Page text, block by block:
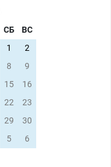
СБ
ВС
1
2
8
9
15
16
22
23
29
30
5 6